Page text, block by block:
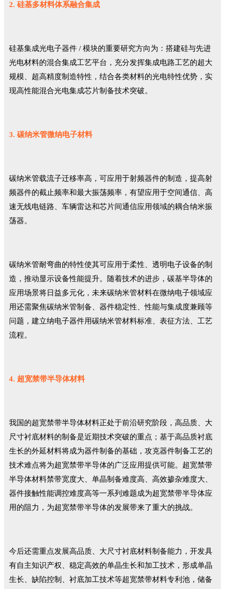
2. 硅基多材料体系融合集成
硅基集成光电子器件 / 模块的重要研究方向为：搭建硅与先进
光电材料的混合集成工艺平台，充分发挥集成电路工艺的超大
规模、超高精度制造特性，结合各类材料的光电特性优势，实
现高性能混合光电集成芯片制备技术突破。
3. 碳纳米管微纳电子材料
碳纳米管载流子迁移率高，可应用于射频器件的制造，提高射
频器件的截止频率和最大振荡频率，有望应用于空间通信、高
速无线电链路、车辆雷达和芯片间通信应用领域的耦合纳米振
荡器。
碳纳米管耐弯曲的特性使其可应用于柔性、透明电子设备的制
造，推动显示设备性能提升。随着技术的进步，碳基半导体的
应用场景将日益多元化，未来碳纳米管材料在微纳电子领域应
用还需聚焦碳纳米管制备、器件稳定性、性能与集成度兼顾等
问题，建立纳电子器件用碳纳米管材料标准、表征方法、工艺
流程。
4. 超宽禁带半导体材料
我国的超宽禁带半导体材料正处于前沿研究阶段，高品质、大
尺寸衬底材料的制备是近期技术突破的重点；基于高品质衬底
生长的外延材料将成为器件制备的基础，攻克器件制备工艺的
技术难点将为超宽禁带半导体的广泛应用提供可能。超宽禁带
半导体材料禁带宽度大、单晶制备难度高、高效掺杂难度大、
器件接触性能调控难度高等一系列难题成为超宽禁带半导体应
用的阻力，为超宽禁带半导体的发展带来了重大的挑战。
今后还需重点发展高品质、大尺寸衬底材料制备能力，开发具
有自主知识产权、稳定高效的单晶生长和加工技术，形成单晶
生长、缺陷控制、衬底加工技术等超宽禁带材料专利池，储备